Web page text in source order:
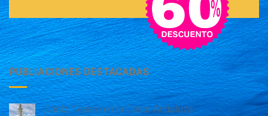
PUBLIACIONES DESTACADAS
Cádiz: Tesoro en la Costa Andaluza